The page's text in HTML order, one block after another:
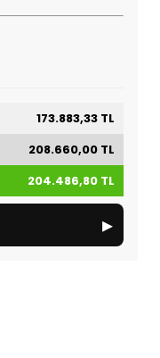
173.883,33 TL
208.660,00 TL
204.486,80 TL
▸